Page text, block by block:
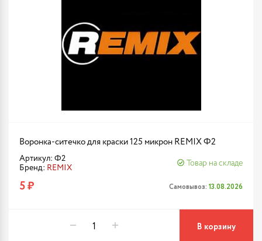
Воронка-ситечко для краски 125 микрон REMIX Ф2
Артикул: Ф2
Бренд: REMIX
Товар на складе
5 ₽ Самовывоз: 13.08.2026
В корзину